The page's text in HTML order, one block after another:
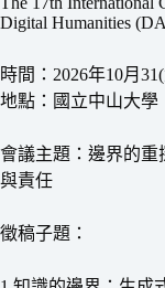
Digital Humanities
時間：2026年10月
地點：國立中山大學
會議主題：邊界的
與責任
徵稿子題：